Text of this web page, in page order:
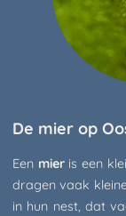
De mier op
Een mieris een
dragen vaak
in hun nest, dat